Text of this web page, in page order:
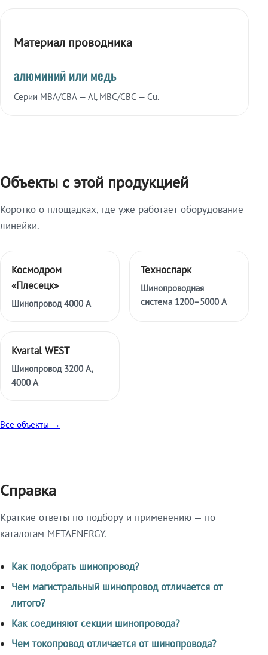
Материал проводника
алюминий или медь
Серии МВА/СВА — Al, МВС/СВС — Cu.
Объекты с этой продукцией
Коротко о площадках, где уже работает оборудование
линейки.
Космодром
«Плесецк»
Шинопровод 4000 А
Техноспарк
Шинопроводная
система 1200–5000 А
Kvartal WEST
Шинопровод 3200 А,
4000 А
Все объекты →
Справка
Краткие ответы по подбору и применению — по
каталогам METAENERGY.
Как подобрать шинопровод?
Чем магистральный шинопровод отличается от
литого?
Как соединяют секции шинопровода?
Чем токопровод отличается от шинопровода?